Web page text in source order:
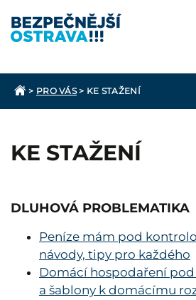
> PRO VÁS> KE STAŽENÍ
KE STAŽENÍ
DLUHOVÁ PROBLEMATIKA
Peníze mám pod
návody, tipy pro každého
Domácí hospodaření
a šablony k domácímu